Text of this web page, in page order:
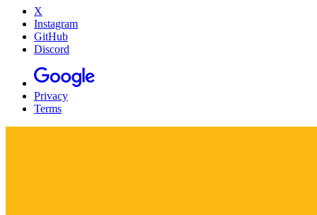
X
Instagram
GitHub
Discord
Privacy
Terms